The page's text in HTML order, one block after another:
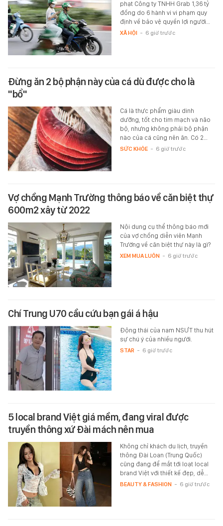
phạt Công ty TNHH Grab 1,36 tỷ
đồng do 6 hành vi vi phạm quy
định về bảo vệ quyền lợi người…
XÃ HỘI - 6 giờ trước
Đừng ăn 2 bộ phận này của cá dù được cho là
"bổ"
Cá là thực phẩm giàu dinh
dưỡng, tốt cho tim mạch và não
bộ, nhưng không phải bộ phận
nào của cá cũng nên ăn. Có 2…
SỨC KHỎE - 6 giờ trước
Vợ chồng Mạnh Trường thông báo về căn biệt thự
600m2 xây từ 2022
Nội dung cụ thể thông báo mới
của vợ chồng diễn viên Mạnh
Trường về căn biệt thự này là gì?
XEM MUA LUÔN - 6 giờ trước
Chí Trung U70 cầu cứu bạn gái á hậu
Động thái của nam NSƯT thu hút
sự chú ý của nhiều người.
STAR - 6 giờ trước
5 local brand Việt giá mềm, đang viral được
truyền thông xứ Đài mách nên mua
Không chỉ khách du lịch, truyền
thông Đài Loan (Trung Quốc)
cũng đang để mắt tới loạt local
brand Việt với thiết kế đẹp, dễ…
BEAUTY & FASHION - 6 giờ trước